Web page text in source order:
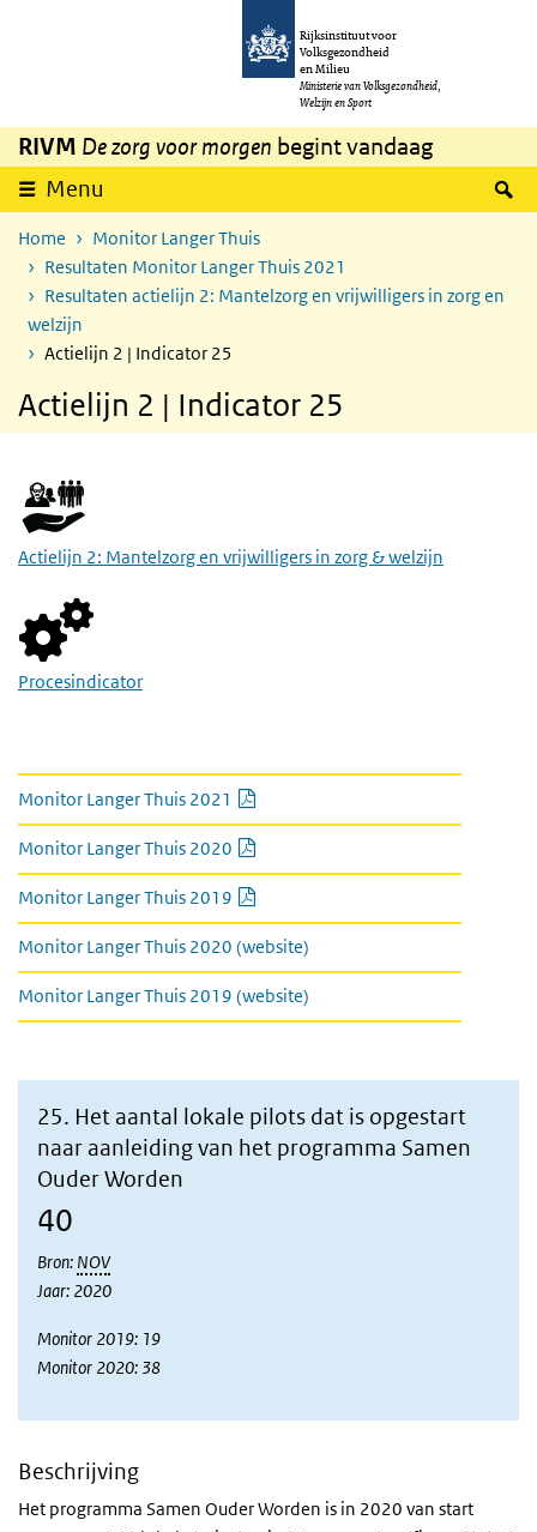
Overslaan en naar de inhoud gaan
Rijksinstituut voor
Volksgezondheid
en Milieu
Ministerie van Volksgezondheid,
Welzijn en Sport
RIVM De zorg voor morgen begint vandaag
Menu
Home
Monitor Langer Thuis
Resultaten Monitor Langer Thuis 2021
Resultaten actielijn 2: Mantelzorg en vrijwilligers in zorg en
welzijn
Actielijn 2 | Indicator 25
Actielijn 2 | Indicator 25
25. Het aantal lokale pilots dat is opgestart
naar aanleiding van het programma Samen
Ouder Worden
40
Bron: NOV
Jaar: 2020
Monitor 2019: 19
Monitor 2020: 38
Beschrijving
Het programma Samen Ouder Worden is in 2020 van start
Actielijn 2: Mantelzorg en vrijwilligers in zorg & welzijn
Procesindicator
link naar kamerbrief en monitor
Monitor Langer Thuis 2021
Monitor Langer Thuis 2020
Monitor Langer Thuis 2019
Monitor Langer Thuis 2020 (website)
Monitor Langer Thuis 2019 (website)